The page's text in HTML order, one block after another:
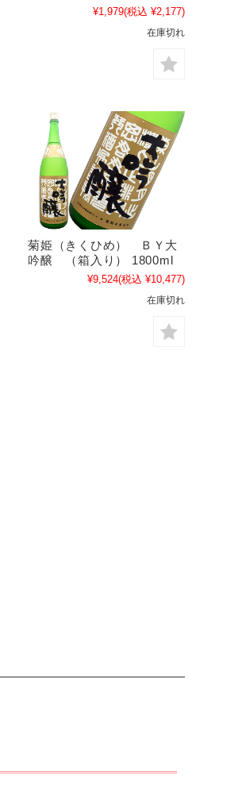
¥1,979(税込 ¥2,177)
在庫切れ
菊姫（きくひめ） ＢＹ大
吟醸 （箱入り） 1800ml
¥9,524(税込 ¥10,477)
在庫切れ